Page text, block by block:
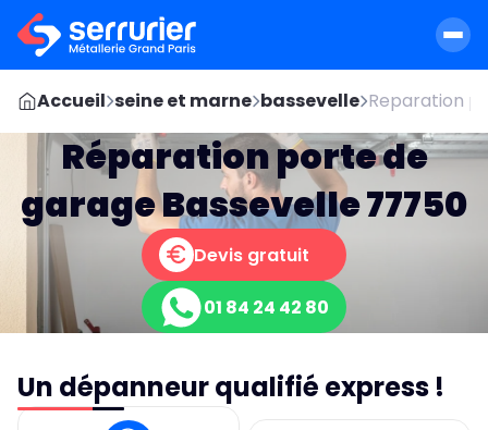
Accueil seine et marne bassevelle Reparation
Réparation porte de
garage Bassevelle 77750
Devis gratuit
01 84 24 42 80
Un dépanneur qualifié express !